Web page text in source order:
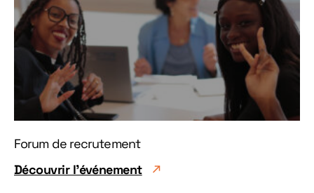
Forum de recrutement
Découvrir l'événement